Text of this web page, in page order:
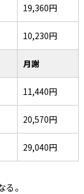
19,360円
10,230円
月謝
11,440円
20,570円
29,040円
。